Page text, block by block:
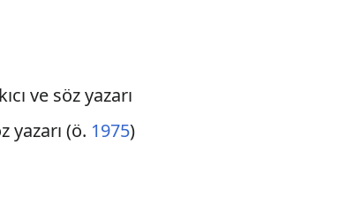
ve söz yazarı
yazarı (ö. 1975)